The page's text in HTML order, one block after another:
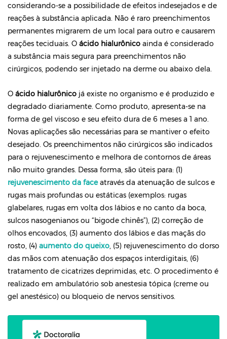
considerando-se a possibilidade de efeitos indesejados e de
reações à substância aplicada. Não é raro preenchimentos
permanentes migrarem de um local para outro e causarem
reações teciduais. O ácido hialurônico ainda é considerado
a substância mais segura para preenchimentos não
cirúrgicos, podendo ser injetado na derme ou abaixo dela.
O ácido hialurônico já existe no organismo e é produzido e
degradado diariamente. Como produto, apresenta-se na
forma de gel viscoso e seu efeito dura de 6 meses a 1 ano.
Novas aplicações são necessárias para se mantiver o efeito
desejado. Os preenchimentos não cirúrgicos são indicados
para o rejuvenescimento e melhora de contornos de áreas
não muito grandes. Dessa forma, são úteis para: (1)
rejuvenescimento da faceatravés da atenuação de sulcos e
rugas mais profundas ou estáticas (exemplos: rugas
glabelares, rugas em volta dos lábios e no canto da boca,
sulcos nasogenianos ou “bigode chinês”), (2) correção de
olhos encovados, (3) aumento dos lábios e das maçãs do
rosto, (4) aumento do queixo, (5) rejuvenescimento do dorso
das mãos com atenuação dos espaços interdigitais, (6)
tratamento de cicatrizes deprimidas, etc. O procedimento é
realizado em ambulatório sob anestesia tópica (creme ou
gel anestésico) ou bloqueio de nervos sensitivos.